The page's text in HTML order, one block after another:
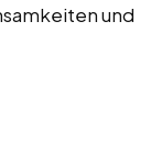
und